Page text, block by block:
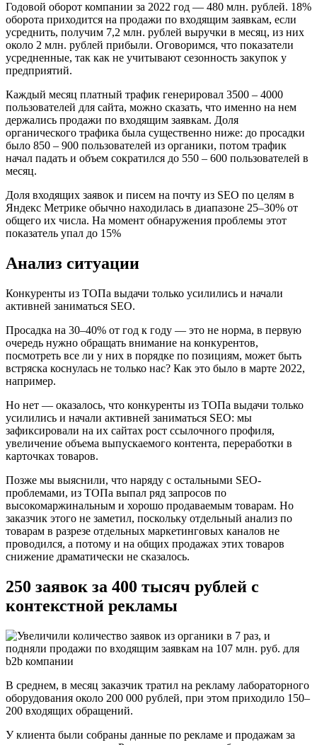
Годовой оборот компании за 2022 год — 480 млн. рублей. 18%
оборота приходится на продажи по входящим заявкам, если
усреднить, получим 7,2 млн. рублей выручки в месяц, из них
около 2 млн. рублей прибыли. Оговоримся, что показатели
усредненные, так как не учитывают сезонность закупок у
предприятий.
Каждый месяц платный трафик генерировал 3500 – 4000
пользователей для сайта, можно сказать, что именно на нем
держались продажи по входящим заявкам. Доля
органического трафика была существенно ниже: до просадки
было 850 – 900 пользователей из органики, потом трафик
начал падать и объем сократился до 550 – 600 пользователей в
месяц.
Доля входящих заявок и писем на почту из SEO по целям в
Яндекс Метрике обычно находилась в диапазоне 25–30% от
общего их числа. На момент обнаружения проблемы этот
показатель упал до 15%
Анализ ситуации
Конкуренты из ТОПа выдачи только усилились и начали
активней заниматься SEO.
Просадка на 30–40% от год к году — это не норма, в первую
очередь нужно обращать внимание на конкурентов,
посмотреть все ли у них в порядке по позициям, может быть
встряска коснулась не только нас? Как это было в марте 2022,
например.
Но нет — оказалось, что конкуренты из ТОПа выдачи только
усилились и начали активней заниматься SEO: мы
зафиксировали на их сайтах рост ссылочного профиля,
увеличение объема выпускаемого контента, переработки в
карточках товаров.
Позже мы выяснили, что наряду с остальными SEO-
проблемами, из ТОПа выпал ряд запросов по
высокомаржинальным и хорошо продаваемым товарам. Но
заказчик этого не заметил, поскольку отдельный анализ по
товарам в разрезе отдельных маркетинговых каналов не
проводился, а потому и на общих продажах этих товаров
снижение драматически не сказалось.
250 заявок за 400 тысяч рублей с
контекстной рекламы
В среднем, в месяц заказчик тратил на рекламу лабораторного
оборудования около 200 000 рублей, при этом приходило 150–
200 входящих обращений.
У клиента были собраны данные по рекламе и продажам за